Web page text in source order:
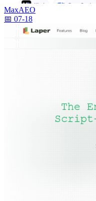
MaxAEO
📅 07-18